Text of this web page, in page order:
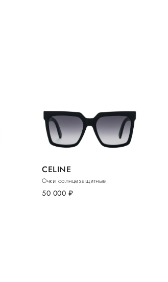
CELINE
Очки солнцезащитные
50 000 руб.